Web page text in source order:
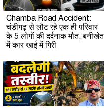
Chamba Road Accident:
चंडीगढ़ से लौट रहे एक ही परिवार
के 5 लोगों की दर्दनाक मौत, बनीखेत
में कार खाई में गिरी